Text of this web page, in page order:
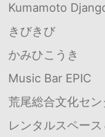
Kumamoto
きびきび
かみひこうき
Music Bar EPIC
荒尾総合文化セン
レンタルスペー